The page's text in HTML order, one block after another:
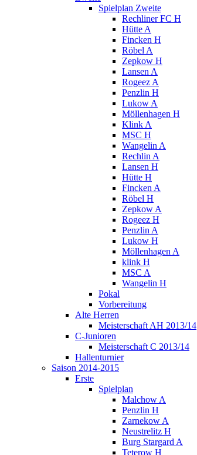
Spielplan Zweite
Rechliner FC H
Hütte A
Fincken H
Röbel A
Zepkow H
Lansen A
Rogeez A
Penzlin H
Lukow A
Möllenhagen H
Klink A
MSC H
Wangelin A
Rechlin A
Lansen H
Hütte H
Fincken A
Röbel H
Zepkow A
Rogeez H
Penzlin A
Lukow H
Möllenhagen A
klink H
MSC A
Wangelin H
Pokal
Vorbereitung
Alte Herren
Meisterschaft AH 2013/14
C-Junioren
Meisterschaft C 2013/14
Hallenturnier
Saison 2014-2015
Erste
Spielplan
Malchow A
Penzlin H
Zarnekow A
Neustrelitz H
Burg Stargard A
Teterow H